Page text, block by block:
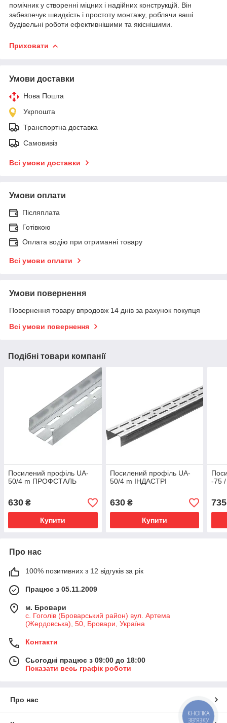
помічник у створенні міцних і надійних конструкцій. Він
забезпечує швидкість і простоту монтажу, роблячи ваші
будівельні роботи ефективнішими та якіснішими.
Приховати
Умови доставки
Нова Пошта
Укрпошта
Транспортна доставка
Самовивіз
Всі умови доставки
Умови оплати
Післяплата
Готівкою
Оплата водію при отриманні товару
Всі умови оплати
Умови повернення
Повернення товару впродовж 14 днів за рахунок покупця
Всі умови повернення
Подібні товари компанії
Посилений профіль UA-
50/4 m ПРОФСТАЛЬ
630 ₴
Купити
Посилений профіль UA-
50/4 m ІНДАСТРІ
630₴
Купити
-75
735
Про нас
100% позитивних з 12 відгуків за рік
Працює з 05.11.2009
м. Бровари
с. Гоголів (Броварський район) вул. Артема
(Жердовська), 50, Бровари, Україна
Контакти
Сьогодні працює з 09:00 до 18:00
Показати весь графік роботи
Про нас
КНОПКА
ЗВ'ЯЗКУ